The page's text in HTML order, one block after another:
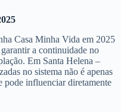
Casa Minha Vida em 2025
a continuidade no
Em Santa Helena –
no sistema não é apenas
pode influenciar diretamente